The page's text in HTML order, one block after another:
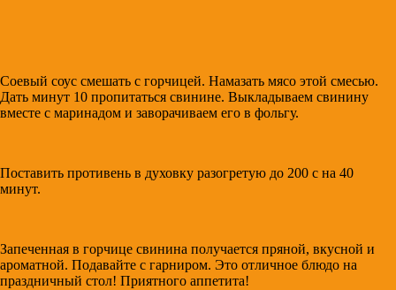
Соевый соус смешать с горчицей. Намазать мясо этой смесью.
Дать минут 10 пропитаться свинине. Выкладываем свинину
вместе с маринадом и заворачиваем его в фольгу.
Поставить противень в духовку разогретую до 200 с на 40
минут.
Запеченная в горчице свинина получается пряной, вкусной и
ароматной. Подавайте с гарниром. Это отличное блюдо на
праздничный стол! Приятного аппетита!